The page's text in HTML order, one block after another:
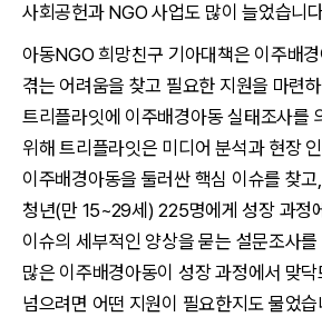
사회공헌과 NGO 사업도 많이 늘었습니
아동NGO 희망친구 기아대책은 이주배
겪는 어려움을 찾고 필요한 지원을 마련
트리플라잇에 이주배경아동 실태조사를
위해 트리플라잇은 미디어 분석과 현장
이주배경아동을 둘러싼 핵심 이슈를 찾고
청년(만 15~29세) 225명에게 성장 과정
이슈의 세부적인 양상을 묻는 설문조사를
많은 이주배경아동이 성장 과정에서 맞
넘으려면 어떤 지원이 필요한지도 물었습